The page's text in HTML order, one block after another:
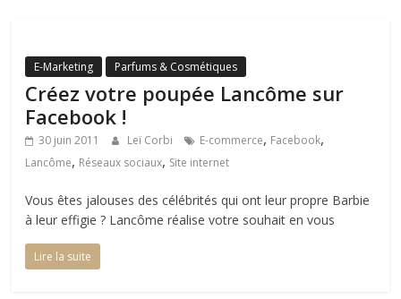
E-Marketing Parfums & Cosmétiques
Créez votre poupée Lancôme sur
Facebook !
30 juin 2011 Leï Corbi E-commerce, Facebook,
Lancôme, Réseaux sociaux, Site internet
Vous êtes jalouses des célébrités qui ont leur propre Barbie
à leur effigie ? Lancôme réalise votre souhait en vous
Lire la suite